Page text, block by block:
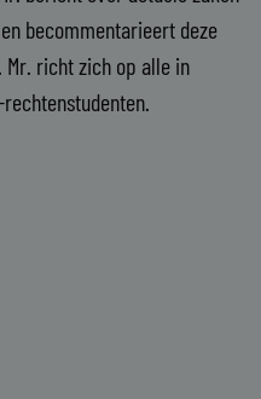
becommentarieert deze
richt zich op alle in